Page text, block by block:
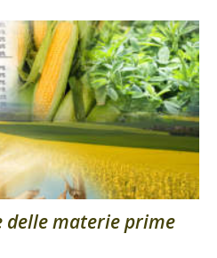
delle materie prime